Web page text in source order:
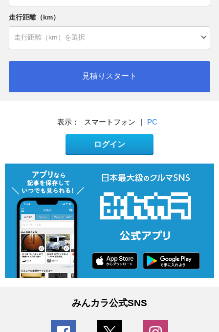
走行距離（km）
見積りスタート
表示： スマートフォン | PC
ログイン
みんカラ公式SNS